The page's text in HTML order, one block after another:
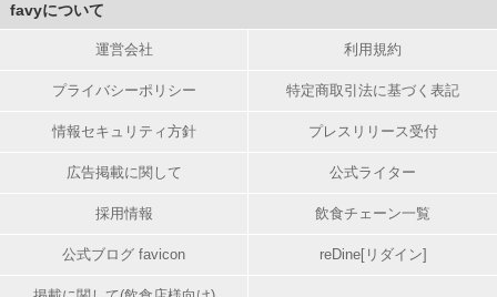
favyについて
運営会社 利用規約
プライバシーポリシー 特定商取引法に基づく表記
情報セキュリティ方針 プレスリリース受付
広告掲載に関して 公式ライター
採用情報 飲食チェーン一覧
公式ブログ favicon reDine[リダイン]